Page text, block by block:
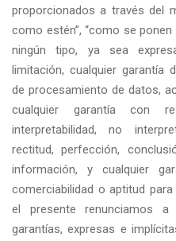
proporcionados a través del
como estén”, “como se
ningún tipo, ya sea
limitación, cualquier garantía
de procesamiento de datos,
cualquier garantía con
interpretabilidad, no
rectitud, perfección,
información, y cualquier
comerciabilidad o aptitud
el presente renunciamos
garantías, expresas e